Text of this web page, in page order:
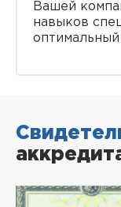
Вашей
навыков
оптимальный